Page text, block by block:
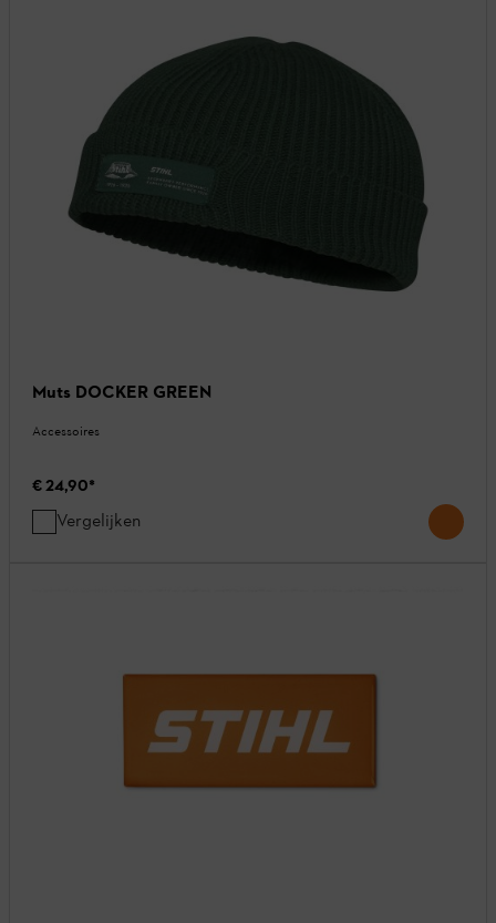
Muts DOCKER GREEN
Accessoires
€ 24,90*
Vergelijken